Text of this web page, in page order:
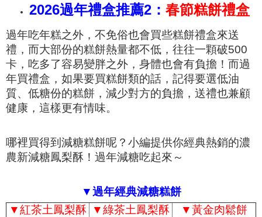
2026過年禮盒推薦2 ： 春節糕餅禮盒
過年吃年糕之外，不免俗也會買些糕餅禮盒來送
禮，而大部份的糕餅熱量都不低，往往一顆破500
卡，吃多了容易變胖之外，身體也會有負擔！而過
年買禮盒，如果要買糕餅類的話，記得要選低油
質、低糖份的糕餅，減少對方的負擔，送禮也兼顧
健康，這樣更有情味。
哪裡買得到減糖糕餅呢？小編提供你經典熱銷的濃
農新減糖鳳梨酥！過年減糖吃起來～
▼過年經典減糖糕餅
▼紅茶土鳳梨酥 ▼綠茶土鳳梨酥 ▼黃金肉鬆餅